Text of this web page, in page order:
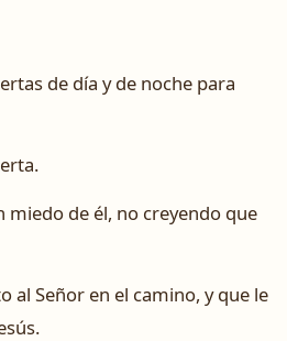
de día y de noche para
miedo de él, no creyendo que
al Señor en el camino, y que le